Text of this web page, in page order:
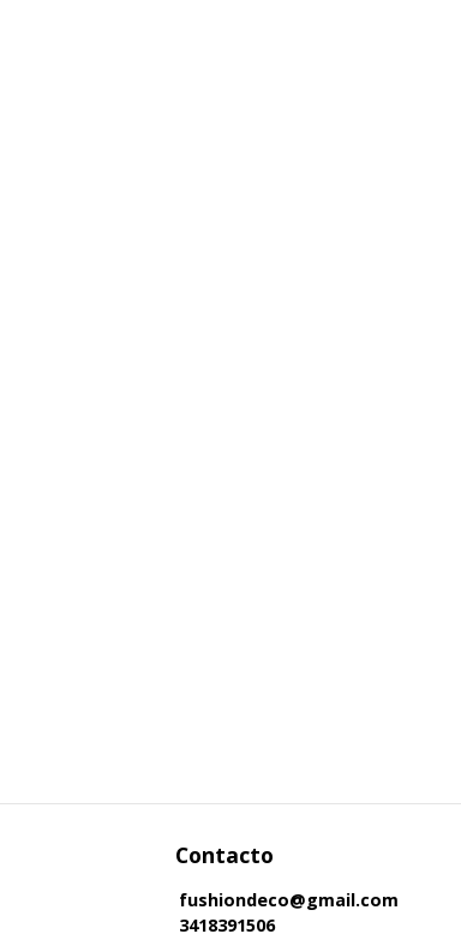
Contacto
fushiondeco@gmail.com
3418391506